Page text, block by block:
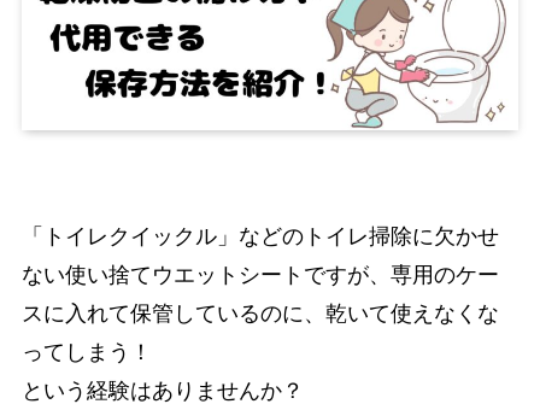
「トイレクイックル」などのトイレ掃除に欠かせ
ない使い捨てウエットシートですが、専用のケー
スに入れて保管しているのに、乾いて使えなくな
ってしまう！
という経験はありませんか？